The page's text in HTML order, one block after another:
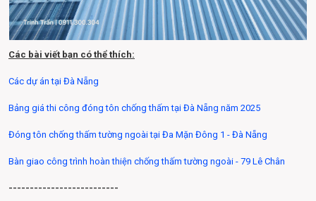
Các bài viết bạn có thể thích:
Các dự án tại Đà Nẵng
Bảng giá thi công đóng tôn chống thấm tại Đà Nẵng năm 2025
Đóng tôn chống thấm tường ngoài tại Đa Mặn Đông 1 - Đà Nẵng
Bàn giao công trình hoàn thiện chống thấm tường ngoài - 79 Lê Chân
--------------------------